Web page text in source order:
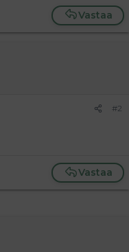
Vastaa
#2
Vastaa